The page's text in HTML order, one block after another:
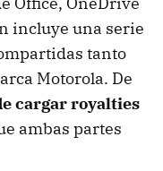
incluye una serie
tanto
Motorola. De
cargar royalties
ambas partes